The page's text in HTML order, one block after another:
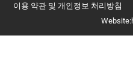
이용 약관 및 개인정보 처리방침
Website: